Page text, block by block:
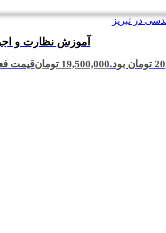
آموزش نظارت و
19,500,000 تومانقیمت فعلی: